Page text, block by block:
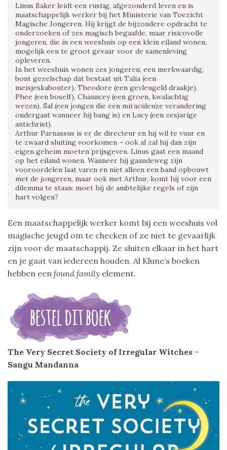
Linus Baker leidt een rustig, afgezonderd leven en is
maatschappelijk werker bij het Ministerie van Toezicht
Magische Jongeren. Hij krijgt de bijzondere opdracht te
onderzoeken of zes magisch begaafde, maar risicovolle
jongeren, die in een weeshuis op een klein eiland wonen,
mogelijk een te groot gevaar voor de samenleving
opleveren.
In het weeshuis wonen zes jongeren; een merkwaardig,
bont gezelschap dat bestaat uit Talia (een
meisjeskabouter), Theodore (een gevleugeld draakje),
Phee (een boself), Chauncey (een groen, kwalachtig
wezen), Sal (een jongen die een miraculeuze verandering
ondergaat wanneer hij bang is) en Lucy (een zesjarige
antichrist).
Arthur Parnassus is er de directeur en hij wil te vuur en
te zwaard sluiting voorkomen – ook al zal hij dan zijn
eigen geheim moeten prijsgeven. Linus gaat een maand
op het eiland wonen. Wanneer hij gaandeweg zijn
vooroordelen laat varen en niet alleen een band opbouwt
met de jongeren, maar ook met Arthur, komt hij voor een
dilemma te staan: moet hij de ambtelijke regels of zijn
hart volgen?
Een maatschappelijk werker komt bij een weeshuis vol
magische jeugd om te checken of ze niet te gevaarlijk
zijn voor de maatschappij. Ze sluiten elkaar in het hart
en je gaat van iedereen houden. Al Klune’s boeken
hebben een found family element.
The Very Secret Society of Irregular Witches –
Sangu Mandanna